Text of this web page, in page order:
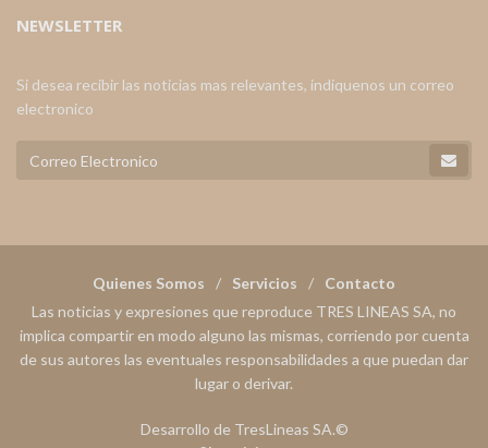
NEWSLETTER
Si desea recibir las noticias mas relevantes, indiquenos un correo
electronico
Quienes Somos Servicios
Contacto
Las noticias y expresiones que reproduce TRES LINEAS SA, no
implica compartir en modo alguno las mismas, corriendo por cuenta
de sus autores las eventuales responsabilidades a que puedan dar
lugar o derivar.
Desarrollo de TresLineas SA.©